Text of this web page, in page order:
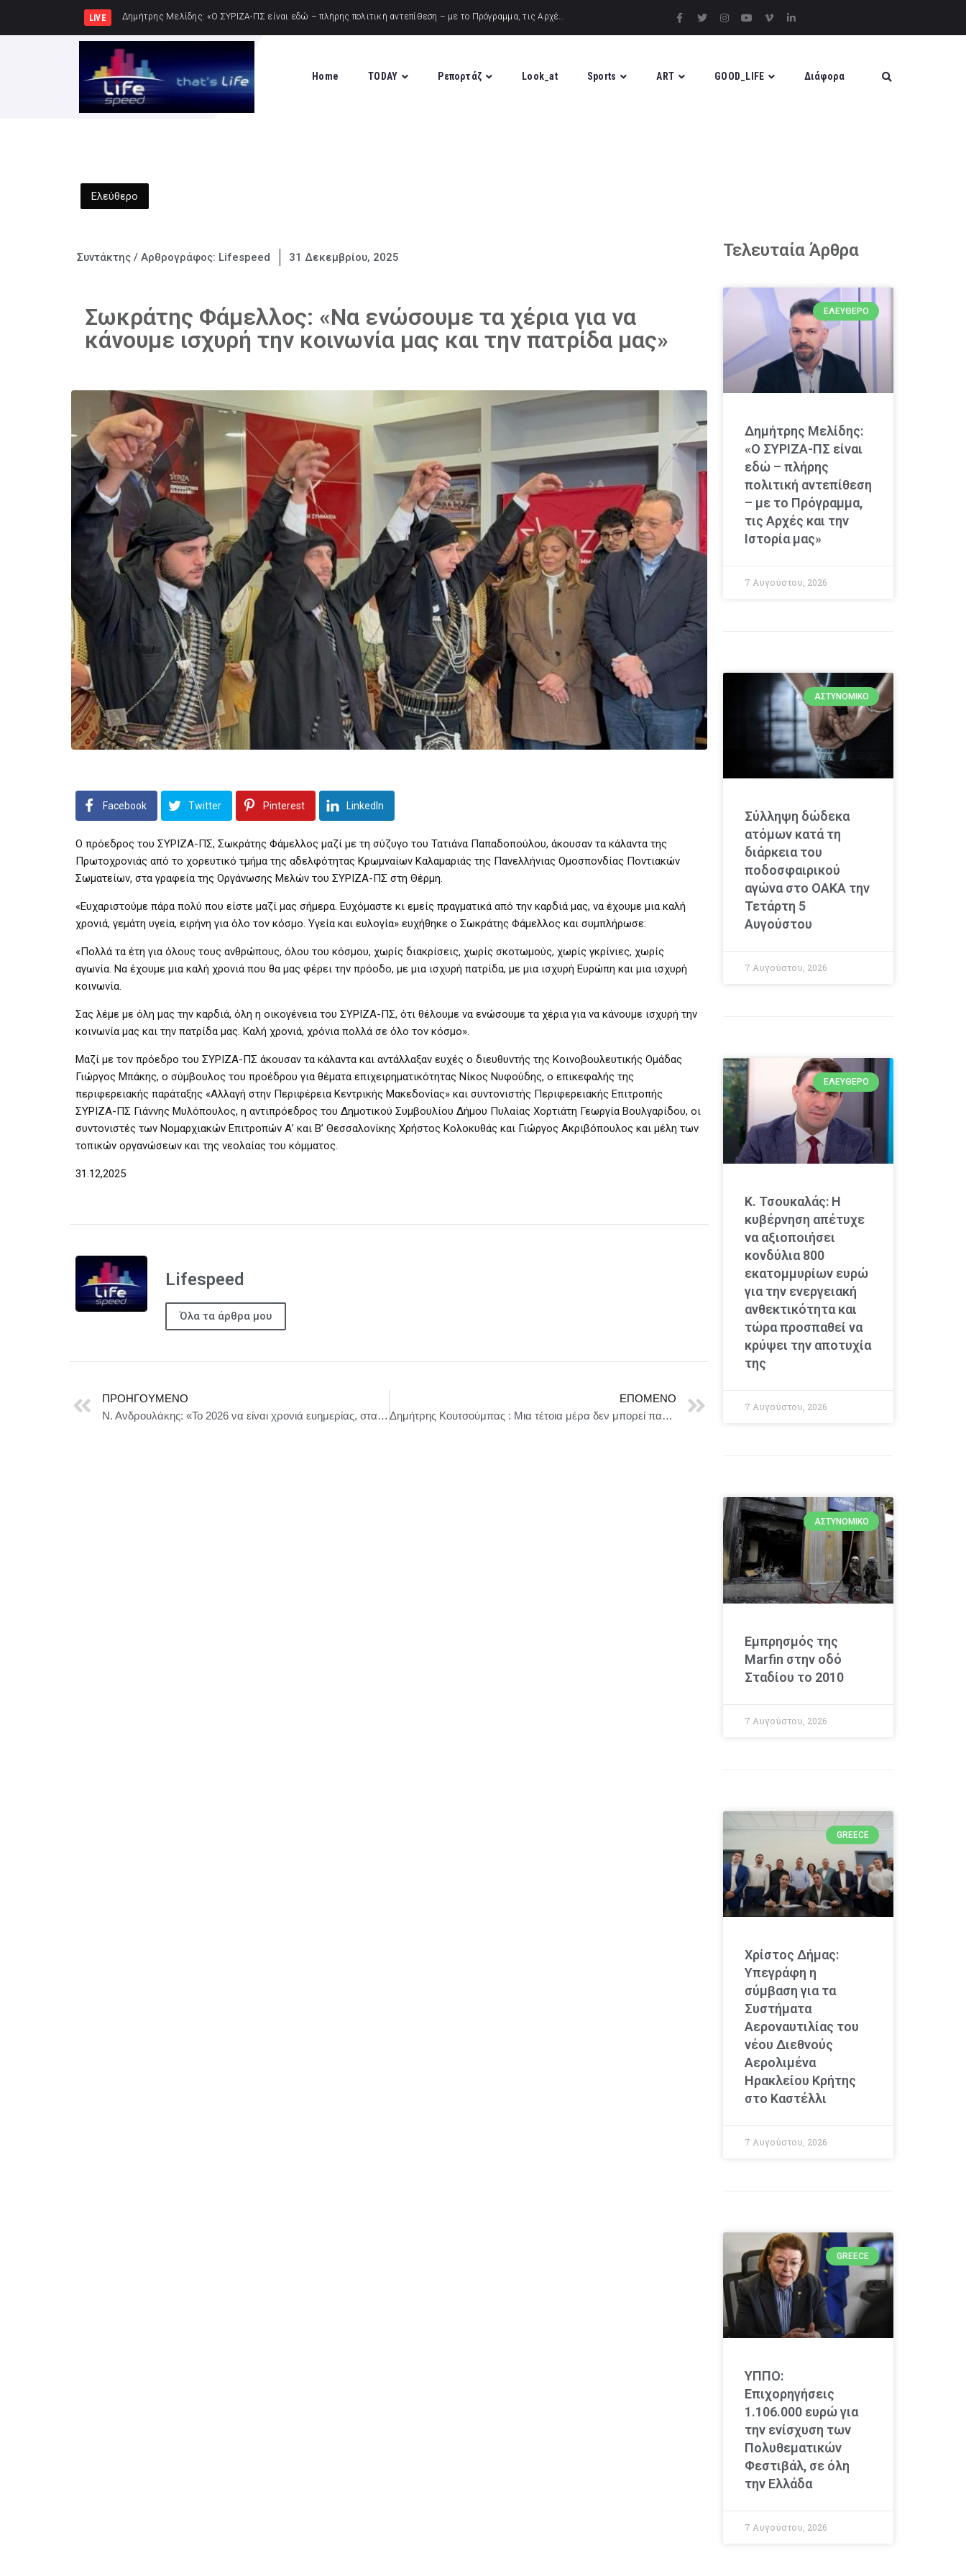
LIVE Σύλληψη δώδεκα ατόμω
Home TODAY Ρεπορτάζ Look_at Sports ART GOOD_LIFE Διάφορα
Ελεύθερο
Συντάκτης / Αρθρογράφος: Lifespeed 31 Δεκεμβρίου, 2025
Σωκράτης Φάμελλος: «Να ενώσουμε τα χέρια για να
κάνουμε ισχυρή την κοινωνία μας και την πατρίδα μας»
Facebook Twitter Pinterest LinkedIn
Ο πρόεδρος του ΣΥΡΙΖΑ-ΠΣ, Σωκράτης Φάμελλος μαζί με τη σύζυγο του Τατιάνα Παπαδοπούλου, άκουσαν τα κάλαντα της
Πρωτοχρονιάς από το χορευτικό τμήμα της αδελφότητας Κρωμναίων Καλαμαριάς της Πανελλήνιας Ομοσπονδίας Ποντιακών
Σωματείων, στα γραφεία της Οργάνωσης Μελών του ΣΥΡΙΖΑ-ΠΣ στη Θέρμη.
«Ευχαριστούμε πάρα πολύ που είστε μαζί μας σήμερα. Ευχόμαστε κι εμείς πραγματικά από την καρδιά μας, να έχουμε μια καλή
χρονιά, γεμάτη υγεία, ειρήνη για όλο τον κόσμο. Yγεία και ευλογία» ευχήθηκε ο Σωκράτης Φάμελλος και συμπλήρωσε:
«Πολλά τα έτη για όλους τους ανθρώπους, όλου του κόσμου, χωρίς διακρίσεις, χωρίς σκοτωμούς, χωρίς γκρίνιες, χωρίς
αγωνία. Να έχουμε μια καλή χρονιά που θα μας φέρει την πρόοδο, με μια ισχυρή πατρίδα, με μια ισχυρή Ευρώπη και μια ισχυρή
κοινωνία.
Σας λέμε με όλη μας την καρδιά, όλη η οικογένεια του ΣΥΡΙΖΑ-ΠΣ, ότι θέλουμε να ενώσουμε τα χέρια για να κάνουμε ισχυρή την
κοινωνία μας και την πατρίδα μας. Καλή χρονιά, χρόνια πολλά σε όλο τον κόσμο».
Μαζί με τον πρόεδρο του ΣΥΡΙΖΑ-ΠΣ άκουσαν τα κάλαντα και αντάλλαξαν ευχές ο διευθυντής της Κοινοβουλευτικής Ομάδας
Γιώργος Μπάκης, ο σύμβουλος του προέδρου για θέματα επιχειρηματικότητας Νίκος Νυφούδης, ο επικεφαλής της
περιφερειακής παράταξης «Αλλαγή στην Περιφέρεια Κεντρικής Μακεδονίας» και συντονιστής Περιφερειακής Επιτροπής
ΣΥΡΙΖΑ-ΠΣ Γιάννης Μυλόπουλος, η αντιπρόεδρος του Δημοτικού Συμβουλίου Δήμου Πυλαίας Χορτιάτη Γεωργία Βουλγαρίδου, οι
συντονιστές των Νομαρχιακών Επιτροπών Α’ και Β’ Θεσσαλονίκης Χρήστος Κολοκυθάς και Γιώργος Ακριβόπουλος και μέλη των
τοπικών οργανώσεων και της νεολαίας του κόμματος.
31.12,2025
Lifespeed
Όλα τα άρθρα μου
ΠΡΟΗΓΟΎΜΕΝΟ
Ν. Ανδρουλάκης: «Το 2026 να είναι χρονιά ευημερίας, σταθερότητας, ελπίδας και προοπτικής για τον ελληνικό λαό»
ΕΠΌΜΕΝΟ
Δημήτρης Κουτσούμπας : Μια τέτοια μέρα δεν μπορεί παρά η σκέψη όλων μας να είναι δίπλα στους αγώνες των εργαζομένων
Τελευταία Άρθρα
ΕΛΕΎΘΕΡΟ
Δημήτρης Μελίδης:
«Ο ΣΥΡΙΖΑ-ΠΣ είναι
εδώ – πλήρης
πολιτική αντεπίθεση
– με το Πρόγραμμα,
τις Αρχές και την
Ιστορία μας»
7 Αυγούστου, 2026
ΑΣΤΥΝΟΜΙΚΌ
Σύλληψη δώδεκα
ατόμων κατά τη
διάρκεια του
ποδοσφαιρικού
αγώνα στο ΟΑΚΑ την
Τετάρτη 5
Αυγούστου
7 Αυγούστου, 2026
ΕΛΕΎΘΕΡΟ
Κ. Τσουκαλάς: Η
κυβέρνηση απέτυχε
να αξιοποιήσει
κονδύλια 800
εκατομμυρίων ευρώ
για την ενεργειακή
ανθεκτικότητα και
τώρα προσπαθεί να
κρύψει την αποτυχία
της
7 Αυγούστου, 2026
ΑΣΤΥΝΟΜΙΚΌ
Εμπρησμός της
Marfin στην οδό
Σταδίου το 2010
7 Αυγούστου, 2026
GREECE
Χρίστος Δήμας:
Υπεγράφη η
σύμβαση για τα
Συστήματα
Αεροναυτιλίας του
νέου Διεθνούς
Αερολιμένα
Ηρακλείου Κρήτης
στο Καστέλλι
7 Αυγούστου, 2026
GREECE
ΥΠΠΟ:
Επιχορηγήσεις
1.106.000 ευρώ για
την ενίσχυση των
Πολυθεματικών
Φεστιβάλ, σε όλη
την Ελλάδα
7 Αυγούστου, 2026